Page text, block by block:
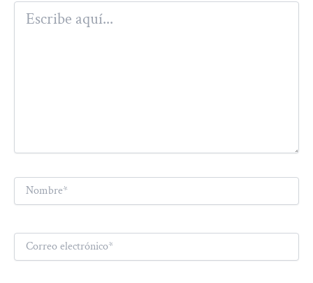
Escribe
aquí...
Nombre*
Correo
electrónico*